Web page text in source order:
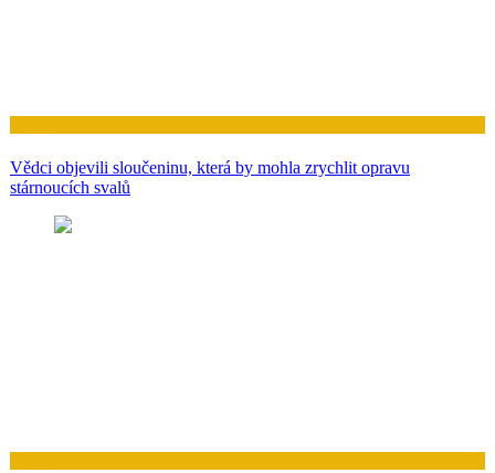
Vědci objevili sloučeninu, která by mohla zrychlit opravu
stárnoucích svalů